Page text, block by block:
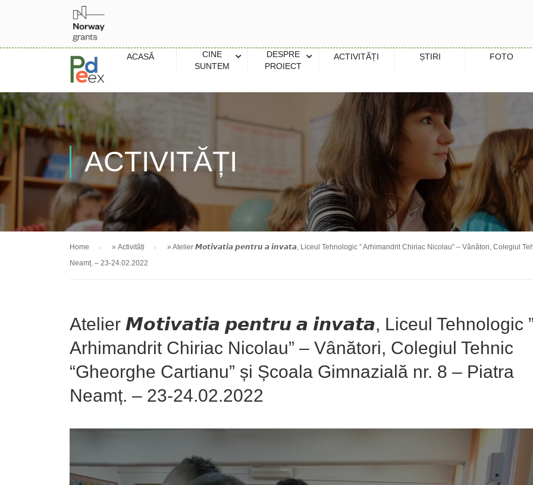
ACASĂ
CINE
SUNTEM
DESPRE
PROIECT
ACTIVITĂȚI ȘTIRI FOTO
ACTIVITĂȚI
Home » Activități » Atelier 𝙈𝙤𝙩𝙞𝙫𝙖𝙩𝙞𝙖 𝙥𝙚𝙣𝙩𝙧𝙪 𝙖 𝙞𝙣𝙫𝙖𝙩𝙖, Liceul Tehnologic ” Arhimandrit Chiriac Nicolau” – Vânători, Colegiul
Neamț. – 23-24.02.2022
Atelier 𝙈𝙤𝙩𝙞𝙫𝙖𝙩𝙞𝙖 𝙥𝙚𝙣𝙩𝙧𝙪 𝙖 𝙞𝙣𝙫𝙖𝙩𝙖, Liceul Tehnologic
Arhimandrit Chiriac Nicolau” – Vânători, Colegiul Tehnic
“Gheorghe Cartianu” și Școala Gimnazială nr. 8 – Piatra
Neamț. – 23-24.02.2022